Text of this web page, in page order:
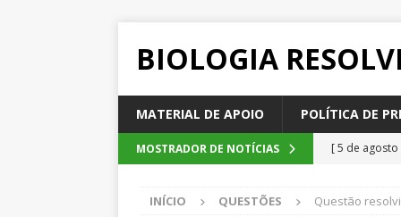
BIOLOGIA
MATERIAL DE APOIO POLÍTICA DE
MOSTRADOR DE NOTÍCIAS [ 5 de agosto
[ 4 de
INÍCIO QUESTÕES Questão